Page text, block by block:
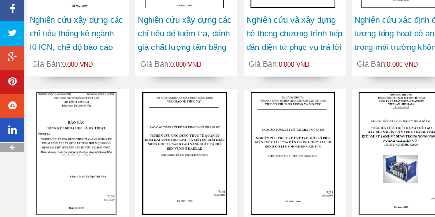
Nghiên cứu xây dựng các
chỉ tiêu thống kê ngành
KHCN, chế độ báo cáo
tống kê, bảng phân loại
mục tiêu kinh tế xã hội
KHCN, lĩnh vực nghiên
Giá Bán:0.000 VNĐ
Nghiên cứu xây dựng các
chỉ tiêu để kiểm tra, đánh
giá chất lượng tấm băng
cho sản xuất băng tải
Giá Bán:0.000 VNĐ
Nghiên cứu và xây dựng
hệ thống chương trình tiếp
dân điện tử phục vụ trả lời
ý kiến liên quan đến công
nghiệp, thương mại trên
thương
Giá Bán:0.000 VNĐ
Nghiên cứu xác định
lượng tổng hoạt độ
trong môi trường
khí, nước và đất phục
điều tra đánh giá môi
Giá Bán:0.000 VNĐ